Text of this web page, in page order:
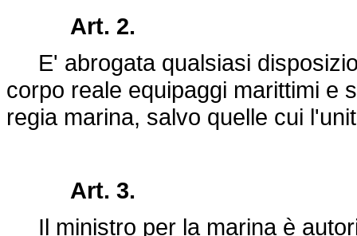
Art. 2.
E' abrogata qualsiasi
corpo reale equipaggi marittimi e
regia marina, salvo quelle cui
Art. 3.
Il ministro per la marina è